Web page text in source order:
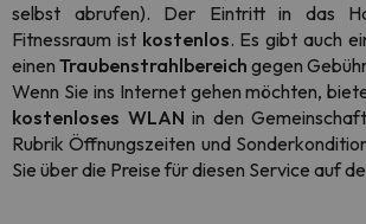
selbst abrufen). Der Eintritt in das
Fitnessraum ist kostenlos. Es gibt auch
einen Traubenstrahlbereich gegen
Wenn Sie ins Internet gehen möchten,
kostenloses WLAN in den
Rubrik Öffnungszeiten und
Sie über die Preise für diesen Service auf